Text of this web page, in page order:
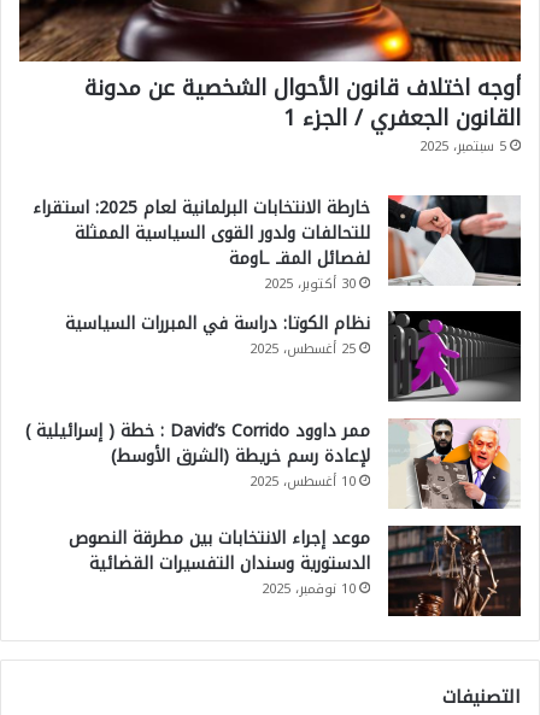
أوجه اختلاف قانون الأحوال الشخصية عن مدونة
القانون الجعفري / الجزء 1
5 سبتمبر، 2025
خارطة الانتخابات البرلمانية لعام 2025: استقراء
للتحالفات ولدور القوى السياسية الممثلة
لفصائل المقـ ـاومة
30 أكتوبر، 2025
نظام الكوتا: دراسة في المبررات السياسية
25 أغسطس، 2025
ممر داوود David’s Corrido : خطة ( إسرائيلية )
لإعادة رسم خريطة (الشرق الأوسط)
10 أغسطس، 2025
موعد إجراء الانتخابات بين مطرقة النصوص
الدستورية وسندان التفسيرات القضائية
10 نوفمبر، 2025
التصنيفات